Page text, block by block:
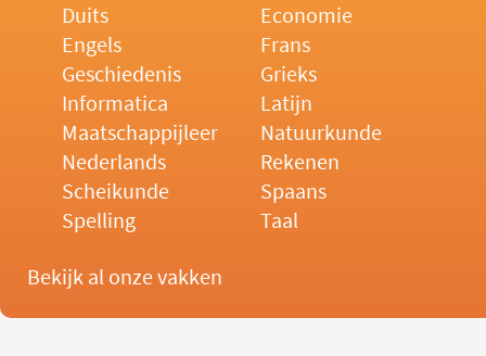
Duits
Economie
Engels
Frans
Geschiedenis
Grieks
Informatica
Latijn
Maatschappijleer
Natuurkunde
Nederlands
Rekenen
Scheikunde
Spaans
Spelling
Taal
Bekijk al onze vakken